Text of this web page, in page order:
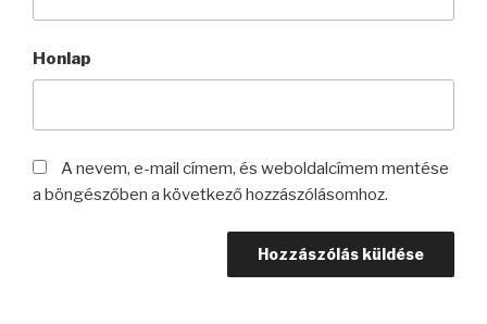
Honlap
A nevem, e-mail címem, és weboldalcímem mentése
a böngészőben a következő hozzászólásomhoz.